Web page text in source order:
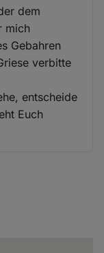
dem
mich
Gebahren
verbitte
entscheide
Euch